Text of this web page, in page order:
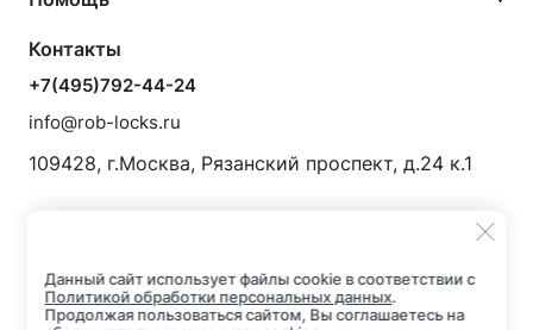
Контакты
+7(495)792-44-24
info@rob-locks.ru
109428, г.Москва, Рязанский проспект, д.24 к.1
Данный сайт использует файлы cookie в соответствии с
Политикой обработки персональных данных.
Продолжая пользоваться сайтом, Вы соглашаетесь на